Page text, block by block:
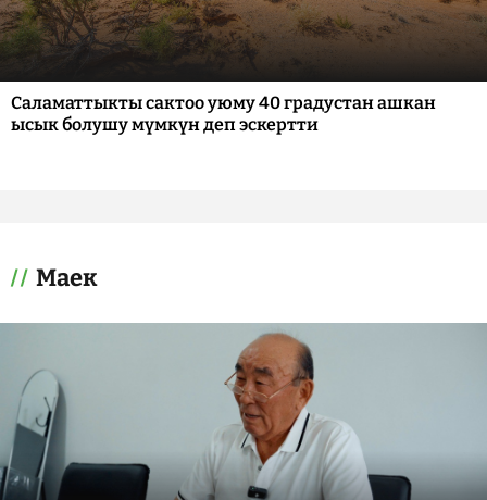
Саламаттыкты сактоо уюму 40 градустан ашкан
ысык болушу мүмкүн деп эскертти
Маек